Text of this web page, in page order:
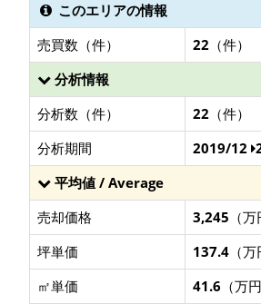
このエリアの情報
売買数（件）
22 （件）
分析情報
分析数（件）
22 （件）
分析期間
2019/12
平均値 / Average
売却価格
3,245 （万
坪単価
137.4 （
㎡単価
41.6 （万